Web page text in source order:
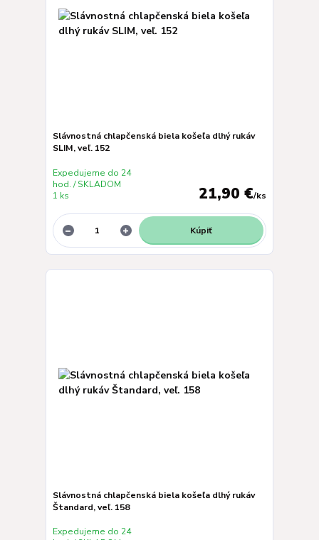
Slávnostná chlapčenská biela košeľa dlhý rukáv
SLIM, veľ. 152
21,90 €/ks
Expedujeme do 24
hod. / SKLADOM
1 ks
Kúpiť
Slávnostná chlapčenská biela košeľa dlhý rukáv
Štandard, veľ. 158
Expedujeme do 24